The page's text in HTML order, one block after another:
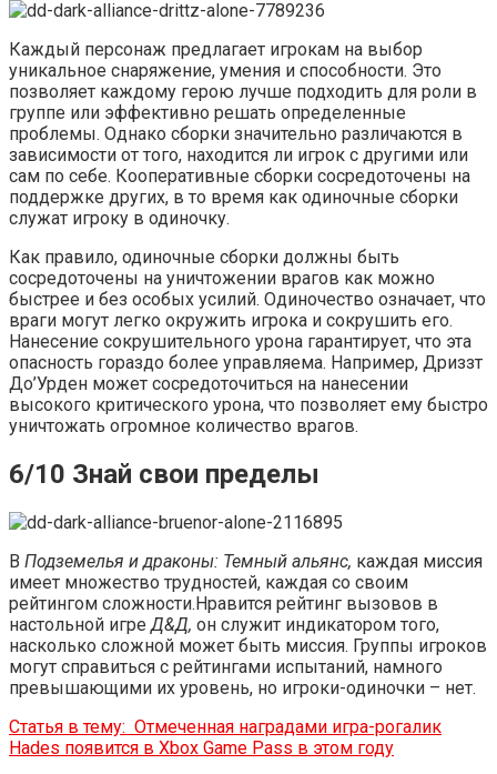
Каждый персонаж предлагает игрокам на выбор
уникальное снаряжение, умения и способности. Это
позволяет каждому герою лучше подходить для роли в
группе или эффективно решать определенные
проблемы. Однако сборки значительно различаются в
зависимости от того, находится ли игрок с другими или
сам по себе. Кооперативные сборки сосредоточены на
поддержке других, в то время как одиночные сборки
служат игроку в одиночку.
Как правило, одиночные сборки должны быть
сосредоточены на уничтожении врагов как можно
быстрее и без особых усилий. Одиночество означает, что
враги могут легко окружить игрока и сокрушить его.
Нанесение сокрушительного урона гарантирует, что эта
опасность гораздо более управляема. Например, Дриззт
До’Урден может сосредоточиться на нанесении
высокого критического урона, что позволяет ему быстро
уничтожать огромное количество врагов.
6/10 Знай свои пределы
В Подземелья и драконы: Темный альянс, каждая миссия
имеет множество трудностей, каждая со своим
рейтингом сложности.Нравится рейтинг вызовов в
настольной игреД&Д, он служит индикатором того,
насколько сложной может быть миссия. Группы игроков
могут справиться с рейтингами испытаний, намного
превышающими их уровень, но игроки-одиночки – нет.
Статья в тему: Отмеченная наградами игра-рогалик
Hades появится в Xbox Game Pass в этом году